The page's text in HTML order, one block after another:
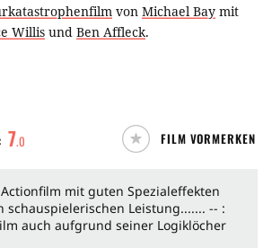
von Michael Bay mit
Willis und Ben Affleck.
7.0 FILM VORMERKEN
mit guten Spezialeffekten
schauspielerischen Leistung....... -- :
auch aufgrund seiner Logiklöcher